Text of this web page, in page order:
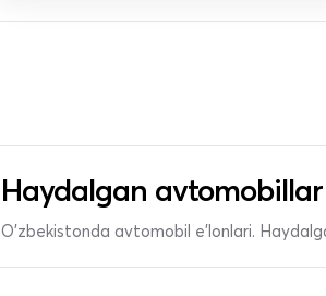
Haydalgan avtomobillar
O'zbekistonda avtomobil e’lonlari.